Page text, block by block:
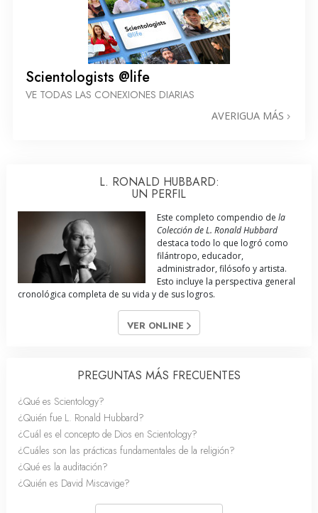
Scientologists @life
VE TODAS LAS CONEXIONES DIARIAS
AVERIGUA MÁS
L. RONALD HUBBARD:
UN PERFIL
Este completo compendio de la
Colección de L. Ronald Hubbard
destaca todo lo que logró como
filántropo, educador,
administrador, filósofo y artista.
Esto incluye la perspectiva general
cronológica completa de su vida y de sus logros.
VER ONLINE
PREGUNTAS MÁS FRECUENTES
¿Qué es Scientology?
¿Quién fue L. Ronald Hubbard?
¿Cuál es el concepto de Dios en Scientology?
¿Cuáles son las prácticas fundamentales de la religión?
¿Qué es la auditación?
¿Quién es David Miscavige?